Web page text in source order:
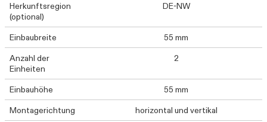
Herkunftsregion
(optional)
DE-NW
Einbaubreite
55 mm
Anzahl der
Einheiten
2
Einbauhöhe
55 mm
Montagerichtung
horizontal und vertikal